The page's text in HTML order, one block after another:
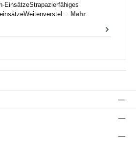
EinsätzeStrapazierfähiges
Mehr